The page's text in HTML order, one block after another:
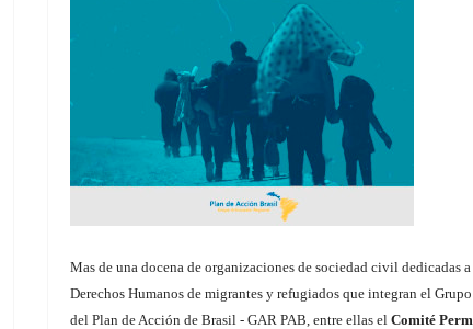
Mas de una docena de organizaciones de sociedad civil dedicadas
Derechos Humanos de migrantes y refugiados que integran el
del Plan de Acción de Brasil - GAR PAB, entre ellas el Comité